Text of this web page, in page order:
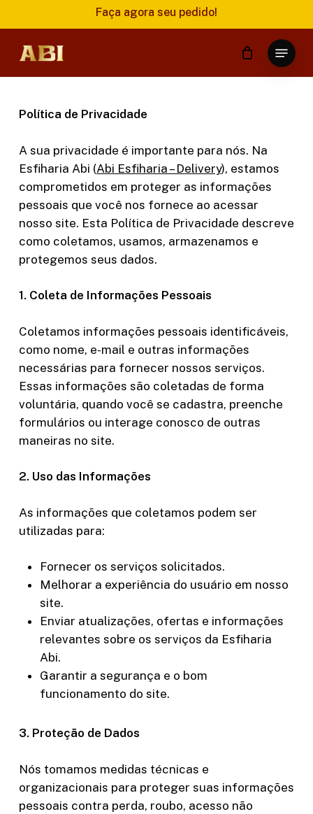
to
main
content
Faça agora seu pedido!
Menu
Política de Privacidade
A sua privacidade é importante para nós. Na
Esfiharia Abi (Abi Esfiharia – Delivery), estamos
comprometidos em proteger as informações
pessoais que você nos fornece ao acessar
nosso site. Esta Política de Privacidade descreve
como coletamos, usamos, armazenamos e
protegemos seus dados.
1. Coleta de Informações Pessoais
Coletamos informações pessoais identificáveis,
como nome, e-mail e outras informações
necessárias para fornecer nossos serviços.
Essas informações são coletadas de forma
voluntária, quando você se cadastra, preenche
formulários ou interage conosco de outras
maneiras no site.
2. Uso das Informações
As informações que coletamos podem ser
utilizadas para:
Fornecer os serviços solicitados.
Melhorar a experiência do usuário em nosso
site.
Enviar atualizações, ofertas e informações
relevantes sobre os serviços da Esfiharia
Abi.
Garantir a segurança e o bom
funcionamento do site.
3. Proteção de Dados
Nós tomamos medidas técnicas e
organizacionais para proteger suas informações
pessoais contra perda, roubo, acesso não
Close
Menu